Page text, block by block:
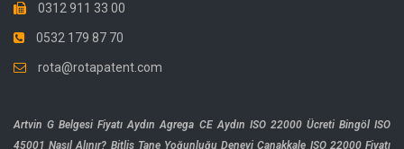
0312 911 33 00
0532 179 87 70
rota@rotapatent.com
Artvin G Belgesi Fiyatı Aydın Agrega CE Aydın ISO 22000 Ücreti Bingöl ISO
45001 Nasıl Alınır? Bitlis Tane Yoğunluğu Deneyi Çanakkale ISO 22000 Fiyatı